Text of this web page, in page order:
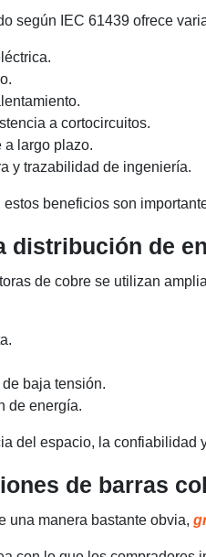
según IEC 61439 ofrece
a cortocircuitos.
a largo plazo.
y trazabilidad de ingeniería.
beneficios son
distribución de
de cobre se utilizan
baja tensión.
de energía.
del espacio, la
de barras
una manera bastante obvia,